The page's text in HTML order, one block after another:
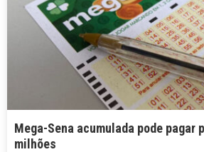
Mega-Sena acumulada pode pagar
milhões